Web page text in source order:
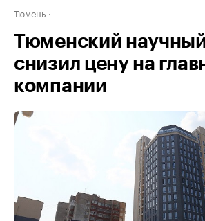
Тюмень
Тюменский
снизил цену на
компании